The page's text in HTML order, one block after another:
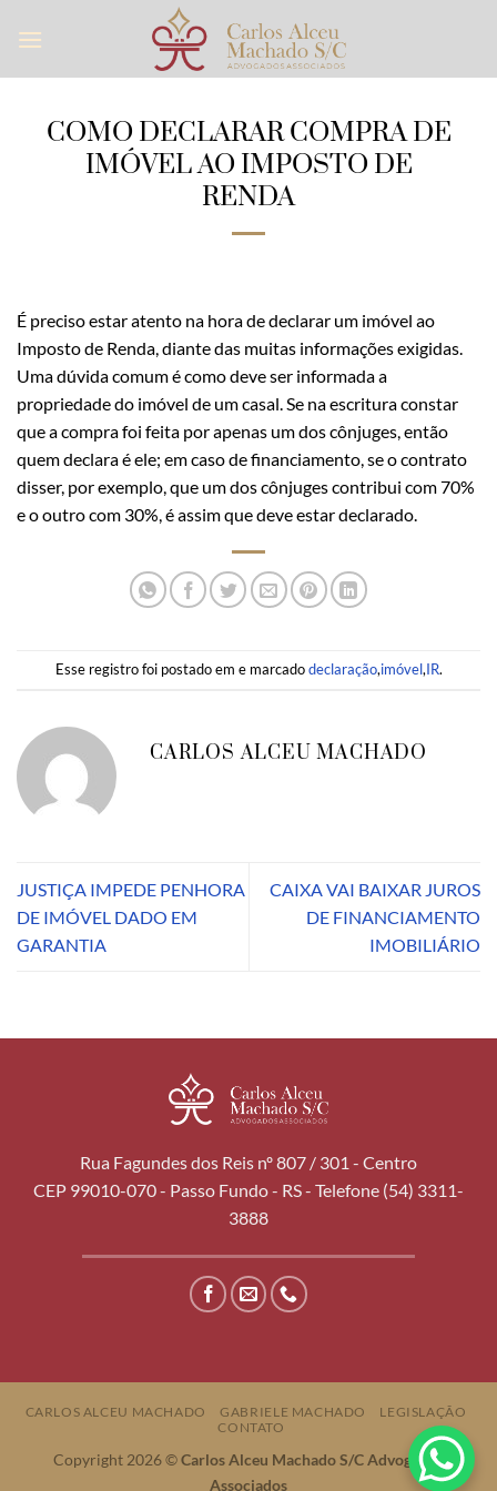
COMO DECLARAR COMPRA DE
IMÓVEL AO IMPOSTO DE
RENDA
É preciso estar atento na hora de declarar um imóvel ao
Imposto de Renda, diante das muitas informações exigidas.
Uma dúvida comum é como deve ser informada a
propriedade do imóvel de um casal. Se na escritura constar
que a compra foi feita por apenas um dos cônjuges, então
quem declara é ele; em caso de financiamento, se o contrato
disser, por exemplo, que um dos cônjuges contribui com 70%
e o outro com 30%, é assim que deve estar declarado.
Esse registro foi postado em e marcadodeclaração,imóvel,IR.
CARLOS ALCEU MACHADO
JUSTIÇA IMPEDE PENHORA
DE IMÓVEL DADO EM
GARANTIA
CAIXA VAI BAIXAR JUROS
DE FINANCIAMENTO
IMOBILIÁRIO
Rua Fagundes dos Reis nº 807 / 301 - Centro
CEP 99010-070 - Passo Fundo - RS - Telefone (54) 3311-
3888
CARLOS ALCEU MACHADO GABRIELE MACHADO
LEGISLAÇÃO
CONTATO
Copyright 2026 ©Carlos Alceu Machado S/C Advogados
Associados